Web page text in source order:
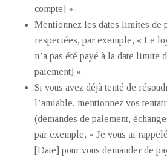
compte] ».
Mentionnez les dates limites de
respectées, par exemple, « Le
n’a pas été payé à la date limite
paiement] ».
Si vous avez déjà tenté de
l’amiable, mentionnez vos
(demandes de paiement,
par exemple, « Je vous ai
[Date] pour vous demander de